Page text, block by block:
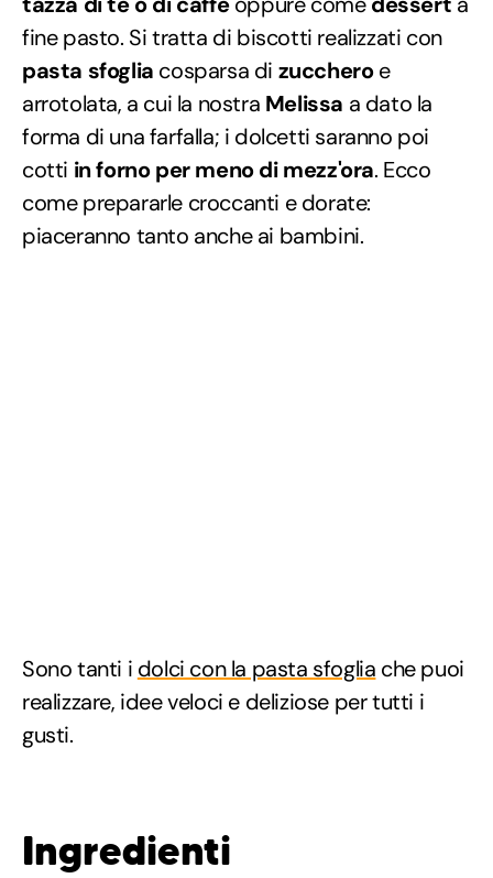
fine pasto. Si tratta di biscotti realizzati con
pasta sfoglia cosparsa di zuccheroe
arrotolata, a cui la nostra Melissa a dato la
forma di una farfalla; i dolcetti saranno poi
cotti in forno per meno di mezz'ora. Ecco
come prepararle croccanti e dorate:
piaceranno tanto anche ai bambini.
Sono tanti i dolci con la pasta sfoglia che puoi
realizzare, idee veloci e deliziose per tutti i
gusti.
Ingredienti